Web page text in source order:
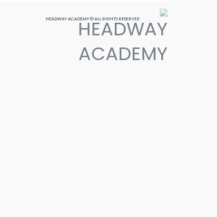
HEADWAY ACADEMY © ALL RIGHTS RESERVED